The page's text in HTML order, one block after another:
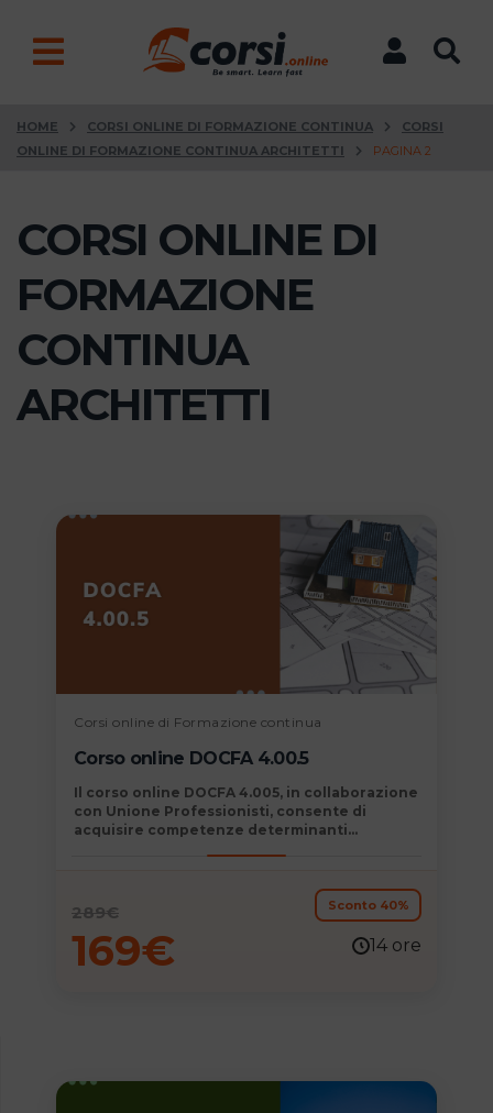
HOME CORSI ONLINE DI FORMAZIONE CONTINUA
CORSI
ONLINE DI FORMAZIONE CONTINUA ARCHITETTI
PAGINA 2
CORSI ONLINE DI
FORMAZIONE
CONTINUA
ARCHITETTI
Corsi online di Formazione continua
Corso online DOCFA 4.00.5
Il corso online DOCFA 4.005, in collaborazione
con Unione Professionisti, consente di
acquisire competenze determinanti
aggiornare la propria formazione
professionale.
289€
169€
Sconto 40%
14 ore